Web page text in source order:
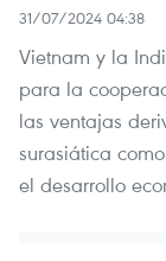
31/07/2024 04:38
Vietnam y la
para la
las ventajas
surasiática
el desarrollo